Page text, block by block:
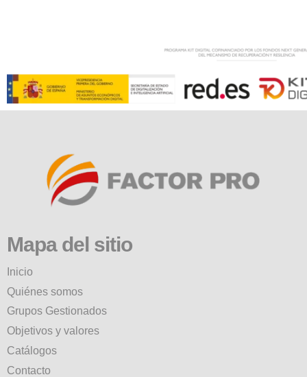
Mapa del sitio
Inicio
Quiénes somos
Grupos Gestionados
Objetivos y valores
Catálogos
Contacto